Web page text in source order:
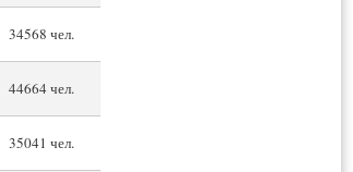
34568 чел.
44664 чел.
35041 чел.